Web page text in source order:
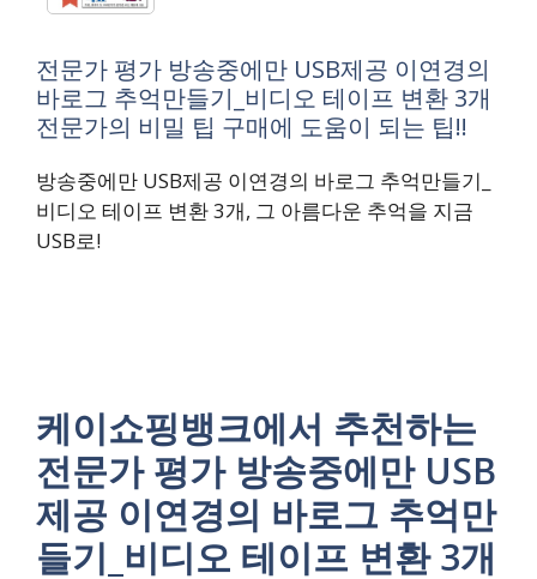
전문가 평가 방송중에만 USB제공 이연경의
바로그 추억만들기_비디오 테이프 변환 3개
전문가의 비밀 팁 구매에 도움이 되는 팁!!
방송중에만 USB제공 이연경의 바로그 추억만들기_
비디오 테이프 변환 3개, 그 아름다운 추억을 지금
USB로!
케이쇼핑뱅크에서 추천하는
전문가 평가 방송중에만 USB
제공 이연경의 바로그 추억만
들기_비디오 테이프 변환 3개